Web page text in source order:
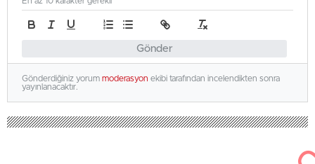
Gönder
Gönderdiğiniz yorum moderasyon ekibi tarafından incelendikten sonra
yayınlanacaktır.